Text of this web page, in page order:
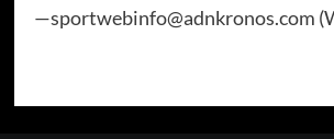
—sportwebinfo@adnkronos.com